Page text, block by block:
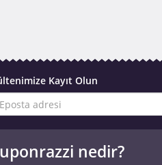
Kayıt Olun
nedir?